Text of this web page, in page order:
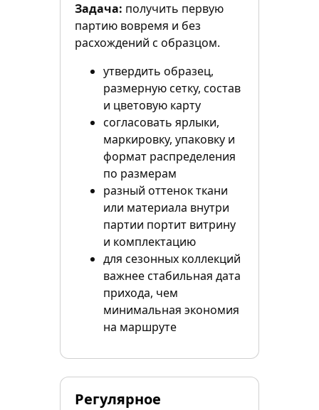
Задача: получить первую
партию вовремя и без
расхождений с образцом.
утвердить образец,
размерную сетку, состав
и цветовую карту
согласовать ярлыки,
маркировку, упаковку и
формат распределения
по размерам
разный оттенок ткани
или материала внутри
партии портит витрину
и комплектацию
для сезонных коллекций
важнее стабильная дата
прихода, чем
минимальная экономия
на маршруте
Регулярное